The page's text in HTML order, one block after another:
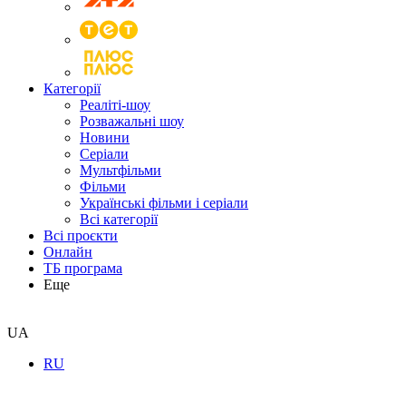
Категорії
Реаліті-шоу
Розважальні шоу
Новини
Серіали
Мультфільми
Фільми
Українські фільми і серіали
Всі категорії
Всі проєкти
Онлайн
ТБ програма
Еще
UA
RU